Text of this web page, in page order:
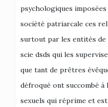
psychologiques
société patriarcale ces
surtout par les entités de
scie dsds qui les
que tant de prêtres
défroqué ont succombé à
sexuels qui réprime et